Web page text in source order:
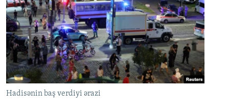
Hadisənin baş verdiyi ərazi